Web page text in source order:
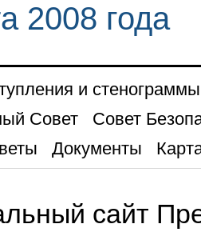
2008 года
и стенограммы
Совет
Совет
Документы
сайт